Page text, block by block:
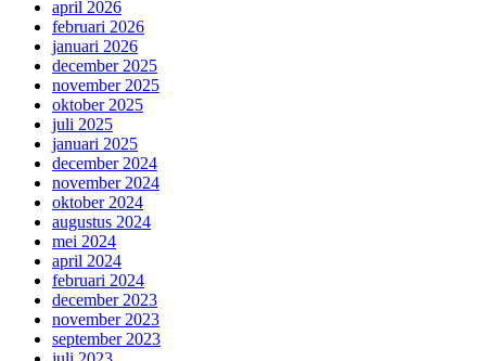
april 2026
februari 2026
januari 2026
december 2025
november 2025
oktober 2025
juli 2025
januari 2025
december 2024
november 2024
oktober 2024
augustus 2024
mei 2024
april 2024
februari 2024
december 2023
november 2023
september 2023